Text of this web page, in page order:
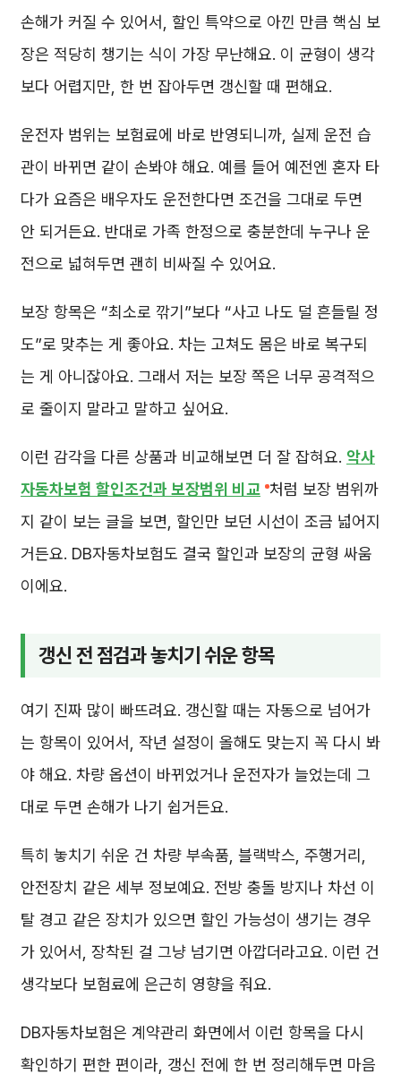
손해가 커질 수 있어서, 할인 특약으로 아낀 만큼 핵심 보
장은 적당히 챙기는 식이 가장 무난해요. 이 균형이 생각
보다 어렵지만, 한 번 잡아두면 갱신할 때 편해요.
운전자 범위는 보험료에 바로 반영되니까, 실제 운전 습
관이 바뀌면 같이 손봐야 해요. 예를 들어 예전엔 혼자 타
다가 요즘은 배우자도 운전한다면 조건을 그대로 두면
안 되거든요. 반대로 가족 한정으로 충분한데 누구나 운
전으로 넓혀두면 괜히 비싸질 수 있어요.
보장 항목은 “최소로 깎기”보다 “사고 나도 덜 흔들릴 정
도”로 맞추는 게 좋아요. 차는 고쳐도 몸은 바로 복구되
는 게 아니잖아요. 그래서 저는 보장 쪽은 너무 공격적으
로 줄이지 말라고 말하고 싶어요.
이런 감각을 다른 상품과 비교해보면 더 잘 잡혀요. 악사
자동차보험 할인조건과 보장범위 비교 처럼 보장 범위까
지 같이 보는 글을 보면, 할인만 보던 시선이 조금 넓어지
거든요. DB자동차보험도 결국 할인과 보장의 균형 싸움
이에요.
갱신 전 점검과 놓치기 쉬운 항목
여기 진짜 많이 빠뜨려요. 갱신할 때는 자동으로 넘어가
는 항목이 있어서, 작년 설정이 올해도 맞는지 꼭 다시 봐
야 해요. 차량 옵션이 바뀌었거나 운전자가 늘었는데 그
대로 두면 손해가 나기 쉽거든요.
특히 놓치기 쉬운 건 차량 부속품, 블랙박스, 주행거리,
안전장치 같은 세부 정보예요. 전방 충돌 방지나 차선 이
탈 경고 같은 장치가 있으면 할인 가능성이 생기는 경우
가 있어서, 장착된 걸 그냥 넘기면 아깝더라고요. 이런 건
생각보다 보험료에 은근히 영향을 줘요.
DB자동차보험은 계약관리 화면에서 이런 항목을 다시
확인하기 편한 편이라, 갱신 전에 한 번 정리해두면 마음